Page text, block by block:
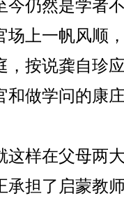
今仍然是学者
场上一帆风顺
，按说龚自珍
和做学问的康
这样在父母两
承担了启蒙教